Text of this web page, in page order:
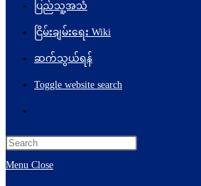
ပြည်သူ့အသံ
ငြိမ်းချမ်းရေး Wiki
ဆက်သွယ်ရန်
Toggle website search
Menu Close